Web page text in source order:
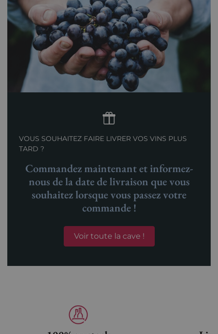
VOUS SOUHAITEZ FAIRE LIVRER VOS VINS PLUS
TARD ?
Commandez maintenant et informez-
nous de la date de livraison que vous
souhaitez lorsque vous passez votre
commande !
Voir toute la cave !